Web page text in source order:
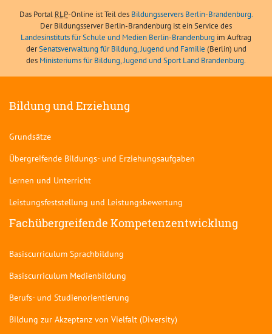
Das Portal RLP-Online ist Teil des Bildungsservers Berlin-Brandenburg.
Der Bildungsserver Berlin-Brandenburg ist ein Service des
Landesinstituts für Schule und Medien Berlin-Brandenburg im Auftrag
derSenatsverwaltung für Bildung, Jugend und Familie (Berlin) und
des Ministeriums für Bildung, Jugend und Sport Land Brandenburg.
Bildung und Erziehung
Grundsätze
Übergreifende Bildungs- und Erziehungsaufgaben
Lernen und Unterricht
Leistungsfeststellung und Leistungsbewertung
Fachübergreifende Kompetenzentwicklung
Basiscurriculum Sprachbildung
Basiscurriculum Medienbildung
Berufs- und Studienorientierung
Bildung zur Akzeptanz von Vielfalt (Diversity)